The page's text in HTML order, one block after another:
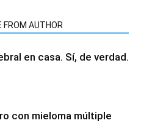
FROM AUTHOR
en casa. Sí, de verdad.
con mieloma múltiple